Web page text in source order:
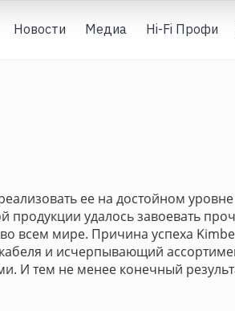
Новости Медиа Hi-Fi Профи
ее на достойном уровне
удалось завоевать
всем мире. Причина успеха
и исчерпывающий
И тем не менее конечный